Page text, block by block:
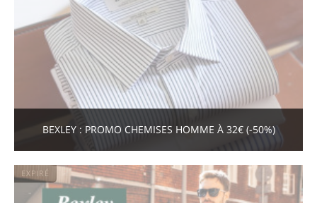
BEXLEY : PROMO CHEMISES HOMME À 32€ (-50%)
EXPIRÉ